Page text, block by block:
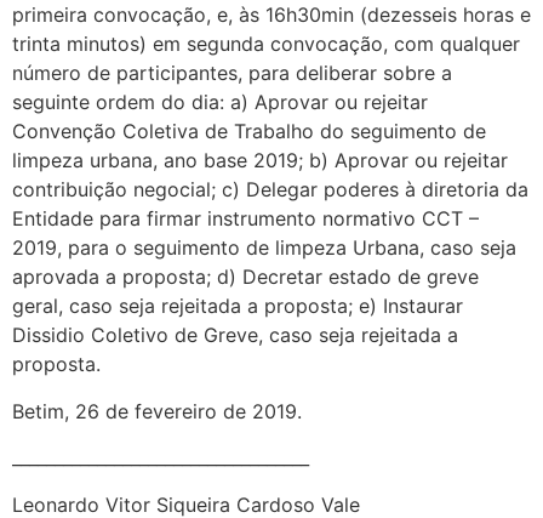
primeira convocação, e, às 16h30min (dezesseis horas e
trinta minutos) em segunda convocação, com qualquer
número de participantes, para deliberar sobre a
seguinte ordem do dia: a) Aprovar ou rejeitar
Convenção Coletiva de Trabalho do seguimento de
limpeza urbana, ano base 2019; b) Aprovar ou rejeitar
contribuição negocial; c) Delegar poderes à diretoria da
Entidade para firmar instrumento normativo CCT –
2019, para o seguimento de limpeza Urbana, caso seja
aprovada a proposta; d) Decretar estado de greve
geral, caso seja rejeitada a proposta; e) Instaurar
Dissidio Coletivo de Greve, caso seja rejeitada a
proposta.
Betim, 26 de fevereiro de 2019.
Leonardo Vitor Siqueira Cardoso Vale